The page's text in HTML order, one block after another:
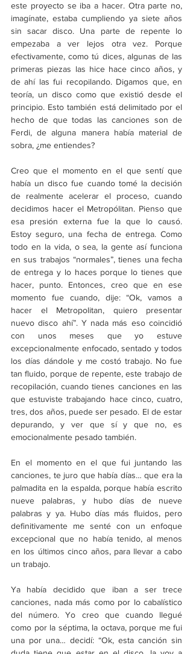
este proyecto se iba a hacer. Otra parte no,
imagínate, estaba cumpliendo ya siete años
sin sacar disco. Una parte de repente lo
empezaba a ver lejos otra vez. Porque
efectivamente, como tú dices, algunas de las
primeras piezas las hice hace cinco años, y
de ahí las fui recopilando. Digamos que, en
teoría, un disco como que existió desde el
principio. Esto también está delimitado por el
hecho de que todas las canciones son de
Ferdi, de alguna manera había material de
sobra, ¿me entiendes?
Creo que el momento en el que sentí que
había un disco fue cuando tomé la decisión
de realmente acelerar el proceso, cuando
decidimos hacer el Metropólitan. Pienso que
esa presión externa fue la que lo causó.
Estoy seguro, una fecha de entrega. Como
todo en la vida, o sea, la gente así funciona
en sus trabajos “normales”, tienes una fecha
de entrega y lo haces porque lo tienes que
hacer, punto. Entonces, creo que en ese
momento fue cuando, dije: “Ok, vamos a
hacer el Metropolitan, quiero presentar
nuevo disco ahí”. Y nada más eso coincidió
con unos meses que yo estuve
excepcionalmente enfocado, sentado y todos
los días dándole y me costó trabajo. No fue
tan fluido, porque de repente, este trabajo de
recopilación, cuando tienes canciones en las
que estuviste trabajando hace cinco, cuatro,
tres, dos años, puede ser pesado. El de estar
depurando, y ver que sí y que no, es
emocionalmente pesado también.
En el momento en el que fui juntando las
canciones, te juro que había días… que era la
palmadita en la espalda, porque había escrito
nueve palabras, y hubo días de nueve
palabras y ya. Hubo días más fluidos, pero
definitivamente me senté con un enfoque
excepcional que no había tenido, al menos
en los últimos cinco años, para llevar a cabo
un trabajo.
Ya había decidido que iban a ser trece
canciones, nada más como por lo cabalístico
del número. Yo creo que cuando llegué
como por la séptima, la octava, porque me fui
una por una… decidí: “Ok, esta canción sin